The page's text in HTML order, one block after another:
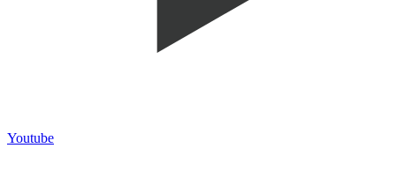
Youtube